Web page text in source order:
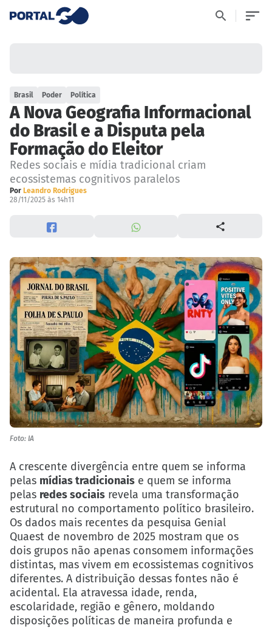
Brasil Poder Política
A Nova Geografia Informacional
do Brasil e a Disputa pela
Formação do Eleitor
Redes sociais e mídia tradicional criam
ecossistemas cognitivos paralelos
Por Leandro Rodrigues
28/11/2025 às 14h11
Foto: IA
A crescente divergência entre quem se informa
pelas mídias tradicionais e quem se informa
pelas redes sociais revela uma transformação
estrutural no comportamento político brasileiro.
Os dados mais recentes da pesquisa Genial
Quaest de novembro de 2025 mostram que os
dois grupos não apenas consomem informações
distintas, mas vivem em ecossistemas cognitivos
diferentes. A distribuição dessas fontes não é
acidental. Ela atravessa idade, renda,
escolaridade, região e gênero, moldando
disposições políticas de maneira profunda e